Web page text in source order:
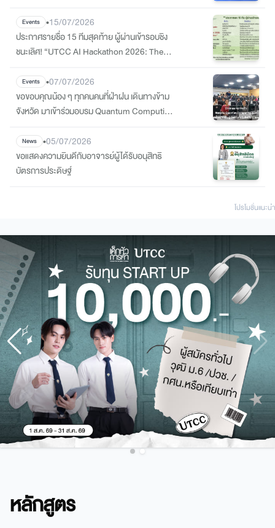
Contributions
Events •15/07/2026
ประกาศรายชื่อ 15 ทีมสุดท้าย ผู้ผ่านเข้ารอบชิง
ชนะเลิศ! “UTCC AI Hackathon 2026: The
Events •07/07/2026
ขอขอบคุณน้อง ๆ ทุกคนคนที่ฝ่าฝน เดินทางข้าม
จังหวัด มาเข้าร่วมอบรม Quantum Computing
News •05/07/2026
ขอแสดงความยินดีกับอาจารย์ผู้ได้รับอนุสิทธิ
บัตรการประดิษฐ์
โปรโมชั่นแนะนํา
หลักสูตร